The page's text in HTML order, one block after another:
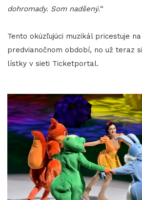
dohromady. Som nadšený.“
Tento okúzľujúci muzikál pricestuje
predvianočnom období, no už teraz
lístky v sieti Ticketportal.